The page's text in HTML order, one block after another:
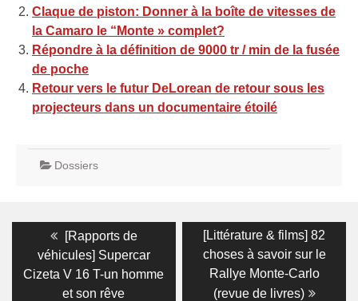
Claque de piston: Donner à la boîte de vitesses de
la Camaro le “Monte » complet?
Répondre à la définition de 9000 tr / min de la fusée
de poche
Retour vers le futur DeLorean de retour sous les
projecteurs dans un documentaire étoilé
Dossiers
Navigation
l’article
Previous
post:
[Rapports de
véhicules] Supercar
Cizeta V 16 T-un homme
et son rêve
Next
post:
[Littérature & films] 82
choses à savoir sur le
Rallye Monte-Carlo
(revue de livres)